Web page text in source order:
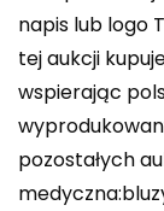
napis lub logo
tej aukcji
wspierając
pozostałych